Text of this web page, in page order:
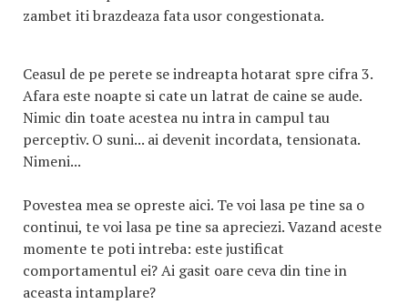
zambet iti brazdeaza fata usor congestionata.
Ceasul de pe perete se indreapta hotarat spre cifra 3.
Afara este noapte si cate un latrat de caine se aude.
Nimic din toate acestea nu intra in campul tau
perceptiv. O suni... ai devenit incordata, tensionata.
Nimeni...
Povestea mea se opreste aici. Te voi lasa pe tine sa o
continui, te voi lasa pe tine sa apreciezi. Vazand aceste
momente te poti intreba: este justificat
comportamentul ei? Ai gasit oare ceva din tine in
aceasta intamplare?